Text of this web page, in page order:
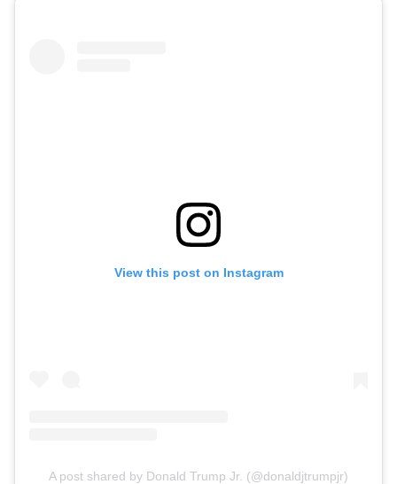
View this post on Instagram
A post shared by Donald Trump Jr. (@donaldjtrumpjr)